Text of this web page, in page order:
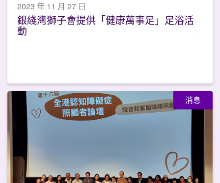
2023 年 11 月 27 日
銀綫灣獅子會提供「健康萬事足」足浴活
動
消息